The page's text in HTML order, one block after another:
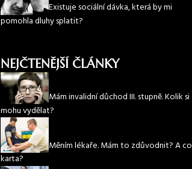
Existuje sociální dávka, která by mi
pomohla dluhy splatit?
NEJČTENĚJŠÍ ČLÁNKY
Mám invalidní důchod III. stupně. Kolik si
mohu vydělat?
Měním lékaře. Mám to zdůvodnit? A co
karta?